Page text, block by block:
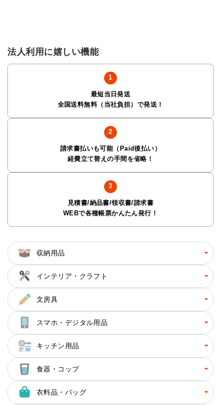
法人利用に嬉しい機能
最短当日発送
全国送料無料（当社負担）で発送！
請求書払いも可能（Paid後払い）
経費立て替えの手間を省略！
見積書/納品書/領収書/請求書
WEBで各種帳票かんたん発行！
収納用品
インテリア・クラフト
文房具
スマホ・デジタル用品
キッチン用品
食器・コップ
衣料品・バッグ